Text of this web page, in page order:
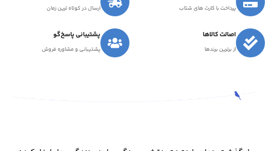
پرداخت با کارت های شتاب ارسال در کوتاه ترین زمان
اصالت کالاها
از برترین برندها
پشتیبانی پاسخ‌گو
پشتیبانی و مشاوره فروش